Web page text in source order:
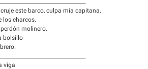
este barco, culpa mía capitana,
los charcos.
molinero,
bolsillo
viga